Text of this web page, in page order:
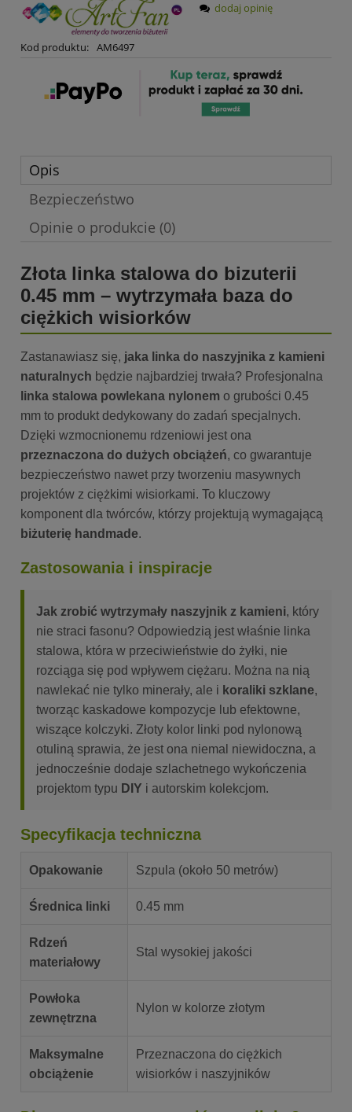
Kod produktu: AM6497
dodaj opinię
Opis
Bezpieczeństwo
Opinie o produkcie (0)
Złota linka stalowa do bizuterii
0.45 mm – wytrzymała baza do
ciężkich wisiorków
Zastanawiasz się, jaka linka do naszyjnika z kamieni
naturalnych będzie najbardziej trwała? Profesjonalna
linka stalowa powlekana nylonem o grubości 0.45
mm to produkt dedykowany do zadań specjalnych.
Dzięki wzmocnionemu rdzeniowi jest ona
przeznaczona do dużych obciążeń, co gwarantuje
bezpieczeństwo nawet przy tworzeniu masywnych
projektów z ciężkimi wisiorkami. To kluczowy
komponent dla twórców, którzy projektują wymagającą
biżuterię handmade.
Zastosowania i inspiracje
Jak zrobić wytrzymały naszyjnik z kamieni, który
nie straci fasonu? Odpowiedzią jest właśnie linka
stalowa, która w przeciwieństwie do żyłki, nie
rozciąga się pod wpływem ciężaru. Można na nią
nawlekać nie tylko minerały, ale i koraliki szklane,
tworząc kaskadowe kompozycje lub efektowne,
wiszące kolczyki. Złoty kolor linki pod nylonową
otuliną sprawia, że jest ona niemal niewidoczna, a
jednocześnie dodaje szlachetnego wykończenia
projektom typu DIY i autorskim kolekcjom.
Specyfikacja techniczna
Opakowanie Szpula (około 50 metrów)
Średnica linki 0.45 mm
Rdzeń
materiałowy
Stal wysokiej jakości
Powłoka
zewnętrzna
Nylon w kolorze złotym
Maksymalne
obciążenie
Przeznaczona do ciężkich
wisiorków i naszyjników